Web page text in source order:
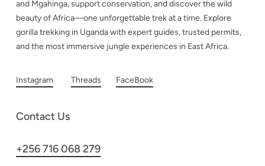
and Mgahinga, support conservation, and discover the wild
beauty of Africa—one unforgettable trek at a time. Explore
gorilla trekking in Uganda with expert guides, trusted permits,
and the most immersive jungle experiences in East Africa.
Instagram Threads FaceBook
Contact Us
+256 716 068 279